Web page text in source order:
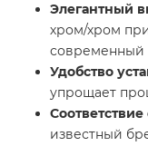
Элегантный
хром/хром
современный
Удобство
упрощает
Соответствие
известный